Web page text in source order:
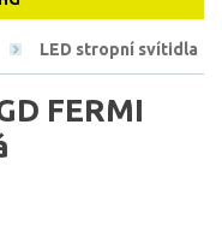
LED stropní svítidla
FERMI